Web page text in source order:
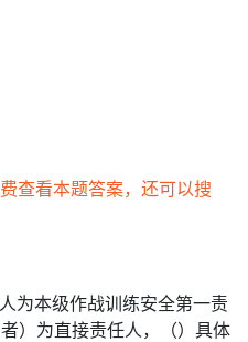
查看本题答案，还可以搜
为本级作战训练安全第一责
）为直接责任人，（）具体